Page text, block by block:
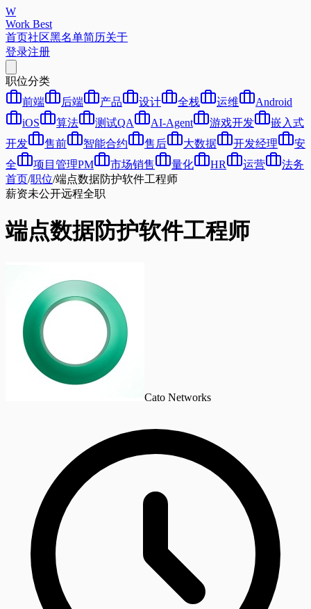
W
Work Best
首页社区黑名单简历关于
登录注册
职位分类
前端
后端 产品 设计 全栈 运维
Android
iOS
算法 测试QA AI-Agent 游戏开发
嵌入式
开发
售前 智能合约 售后 大数据 开发经理
安
全
项目管理PM 市场销售 量化 HR 运营
法务
首页/职位/端点数据防护软件工程师
薪资未公开远程全职
端点数据防护软件工程师
Cato Networks